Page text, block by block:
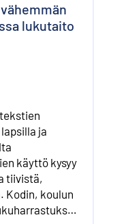
lukutaito
ja
käyttö kysyy
tiivistä,
Kodin, koulun